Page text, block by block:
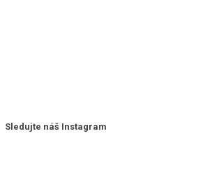
Sledujte náš Instagram